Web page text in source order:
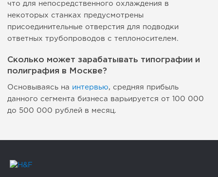
что для непосредственного охлаждения в
некоторых станках предусмотрены
присоединительные отверстия для подводки
ответных трубопроводов с теплоносителем.
Сколько может зарабатывать типографии и
полиграфия в Москве?
Основываясь на интервью, средняя прибыль
данного сегмента бизнеса варьируется от 100 000
до 500 000 рублей в месяц.